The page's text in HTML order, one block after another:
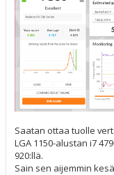
Saatan ottaa tuolle
LGA 1150-alustan i7
920:llä.
Sain sen aijemmin